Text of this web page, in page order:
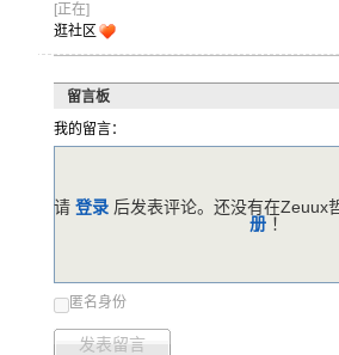
[正在]
逛社区
留言板
我的留言：
匿名身份
发表留言
请 登录 后发表评论。还没有在Zeuux
册 ！